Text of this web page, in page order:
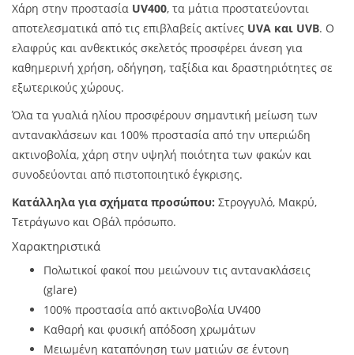
Χάρη στην προστασία UV400, τα μάτια προστατεύονται
αποτελεσματικά από τις επιβλαβείς ακτίνες UVA και UVB. Ο
ελαφρύς και ανθεκτικός σκελετός προσφέρει άνεση για
καθημερινή χρήση, οδήγηση, ταξίδια και δραστηριότητες σε
εξωτερικούς χώρους.
Όλα τα γυαλιά ηλίου προσφέρουν σημαντική μείωση των
αντανακλάσεων και 100% προστασία από την υπεριώδη
ακτινοβολία, χάρη στην υψηλή ποιότητα των φακών και
συνοδεύονται από πιστοποιητικό έγκρισης.
Κατάλληλα για σχήματα προσώπου: Στρογγυλό, Μακρύ,
Τετράγωνο και Οβάλ πρόσωπο.
Χαρακτηριστικά
Πολωτικοί φακοί που μειώνουν τις αντανακλάσεις
(glare)
100% προστασία από ακτινοβολία UV400
Καθαρή και φυσική απόδοση χρωμάτων
Μειωμένη καταπόνηση των ματιών σε έντονη